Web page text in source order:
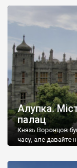
Алупка.
палац
Князь Воронцов
часу, але давайте